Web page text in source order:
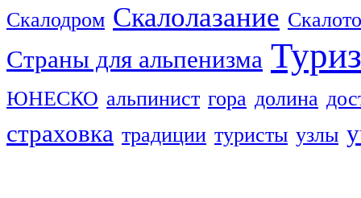
Скалодром Скалолазание
Страны для альпенизма
ЮНЕСКО альпинист гора долина
страховка традиции туристы узлы